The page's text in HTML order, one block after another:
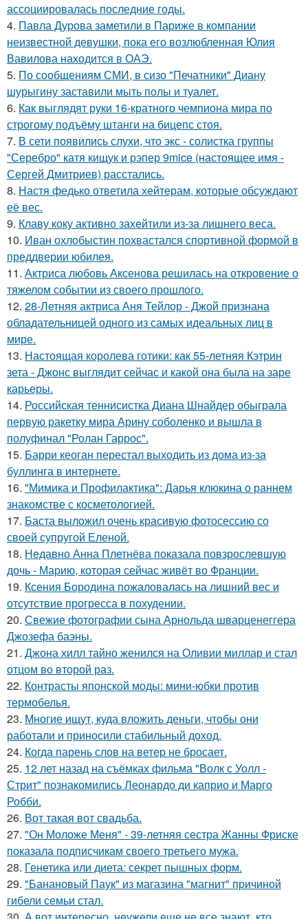
ассоциировалась последние годы.
4. Павла Дурова заметили в Париже в компании
неизвестной девушки, пока его возлюбленная Юлия
Вавилова находится в ОАЭ.
5. По сообщениям СМИ, в сизо "Печатники" Диану
шурыгину заставили мыть полы и туалет.
6. Как выглядят руки 16-кратного чемпиона мира по
строгому подъёму штанги на бицепс стоя.
7. В сети появились слухи, что экс - солистка группы
"Серебро" катя кищук и рэпер 9mice (настоящее имя -
Сергей Дмитриев) расстались.
8. Настя федько ответила хейтерам, которые обсуждают
её вес.
9. Клаву коку активно захейтили из-за лишнего веса.
10. Иван охлобыстин похвастался спортивной формой в
преддверии юбилея.
11. Актриса любовь Аксенова решилась на откровение о
тяжелом событии из своего прошлого.
12. 28-Летняя актриса Аня Тейлор - Джой признана
обладательницей одного из самых идеальных лиц в
мире.
13. Настоящая королева готики: как 55-летняя Кэтрин
зета - Джонс выглядит сейчас и какой она была на заре
карьеры.
14. Российская теннисистка Диана Шнайдер обыграла
первую ракетку мира Арину соболенко и вышла в
полуфинал "Ролан Гаррос".
15. Барри кеоган перестал выходить из дома из-за
буллинга в интернете.
16. "Мимика и Профилактика": Дарья клюкина о раннем
знакомстве с косметологией.
17. Баста выложил очень красивую фотосессию со
своей супругой Еленой.
18. Недавно Анна Плетнёва показала повзрослевшую
дочь - Марию, которая сейчас живёт во Франции.
19. Ксения Бородина пожаловалась на лишний вес и
отсутствие прогресса в похудении.
20. Свежие фотографии сына Арнольда шварценеггера
Джозефа баэны.
21. Джона хилл тайно женился на Оливии миллар и стал
отцом во второй раз.
22. Контрасты японской моды: мини-юбки против
термобелья.
23. Многие ищут, куда вложить деньги, чтобы они
работали и приносили стабильный доход.
24. Когда парень слов на ветер не бросает.
25. 12 лет назад на съёмках фильма "Волк с Уолл -
Стрит" познакомились Леонардо ди каприо и Марго
Робби.
26. Вот такая вот свадьба.
27. "Он Моложе Меня" - 39-летняя сестра Жанны Фриске
показала подписчикам своего третьего мужа.
28. Генетика или диета: секрет пышных форм.
29. "Банановый Паук" из магазина "магнит" причиной
гибели семьи стал.